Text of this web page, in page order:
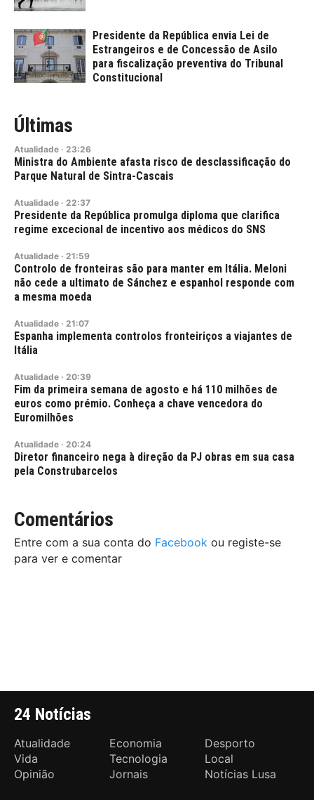
Presidente da República envia Lei de
Estrangeiros e de Concessão de Asilo
para fiscalização preventiva do Tribunal
Constitucional
Últimas
Atualidade · 23:26
Ministra do Ambiente afasta risco de desclassificação do
Parque Natural de Sintra-Cascais
Atualidade · 22:37
Presidente da República promulga diploma que clarifica
regime excecional de incentivo aos médicos do SNS
Atualidade · 21:59
Controlo de fronteiras são para manter em Itália. Meloni
não cede a ultimato de Sánchez e espanhol responde com
a mesma moeda
Atualidade · 21:07
Espanha implementa controlos fronteiriços a viajantes de
Itália
Atualidade · 20:39
Fim da primeira semana de agosto e há 110 milhões de
euros como prémio. Conheça a chave vencedora do
Euromilhões
Atualidade · 20:24
Diretor financeiro nega à direção da PJ obras em sua casa
pela Construbarcelos
Comentários
Entre com a sua conta do Facebook ou registe-se
para ver e comentar
24 Notícias
Atualidade Economia
Desporto
Vida
Tecnologia
Local
Opinião
Jornais Notícias Lusa